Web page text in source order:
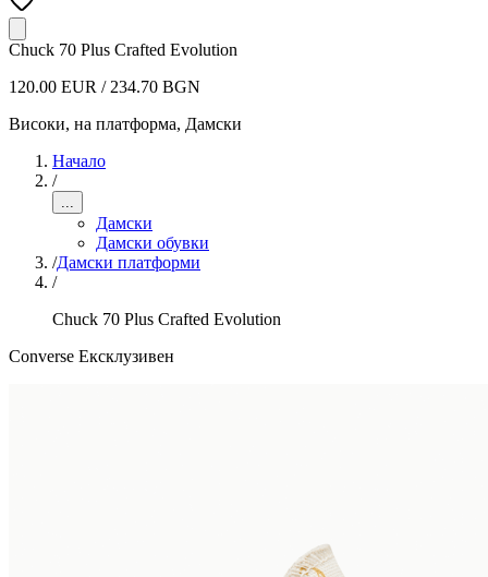
Chuck 70 Plus Crafted Evolution
120.00 EUR / 234.70 BGN
Високи, на платформа, Дамски
Начало
/
...
Дамски
Дамски обувки
/Дамски платформи
/
Chuck 70 Plus Crafted Evolution
Converse Ексклузивен